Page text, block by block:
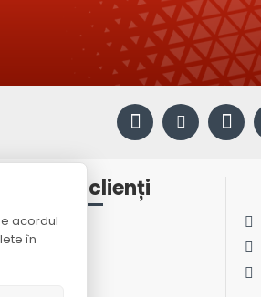
Servicii clienți
Site
acordul
în